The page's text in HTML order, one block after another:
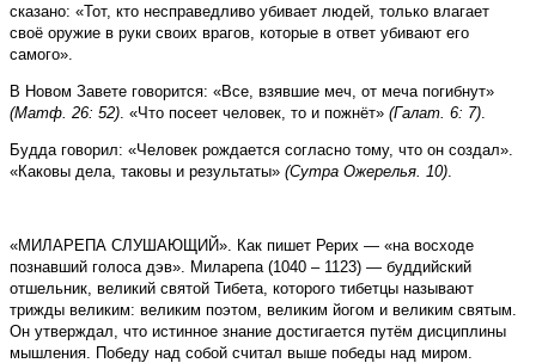
сказано: «Тот, кто несправедливо убивает людей, только влагает
своё оружие в руки своих врагов, которые в ответ убивают его
самого».
В Новом Завете говорится: «Все, взявшие меч, от меча погибнут»
(Матф. 26: 52) . «Что посеет человек, то и пожнёт» (Галат. 6: 7)
Будда говорил: «Человек рождается согласно тому, что он создал».
«Каковы дела, таковы и результаты» (Сутра Ожерелья. 10)
«МИЛАРЕПА СЛУШАЮЩИЙ». Как пишет Рерих — «на восходе
познавший голоса дэв». Миларепа (1040 – 1123) — буддийский
отшельник, великий святой Тибета, которого тибетцы называют
трижды великим: великим поэтом, великим йогом и великим святым.
Он утверждал, что истинное знание достигается путём дисциплины
мышления. Победу над собой считал выше победы над миром.